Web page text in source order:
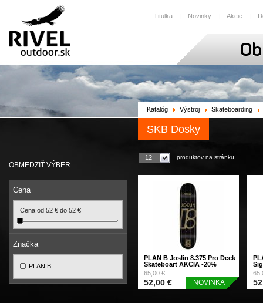
Titulka | Novinky | Akcie |
OBMEDZIŤ VÝBER
Cena
Cena od 52 € do 52 €
Značka
PLAN B
Katalóg Výstroj Skateboarding
SKB Dosky
12 produktov na stránku
NOVINKA
PLAN B Joslin 8.375 Pro Deck
Skateboart AKCIA -20%
65,00 €
52,00 €